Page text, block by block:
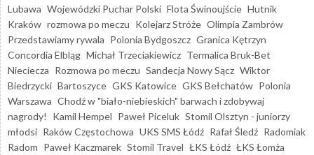
Lubawa Wojewódzki Puchar Polski Flota Świnoujście Hutnik
Kraków rozmowa po meczu Kolejarz Stróże Olimpia Zambrów
Przedstawiamy rywala Polonia Bydgoszcz Granica Kętrzyn
Concordia Elbląg Michał Trzeciakiewicz Termalica Bruk-Bet
Nieciecza Rozmowa po meczu Sandecja Nowy Sącz Wiktor
Biedrzycki Bartoszyce GKS Katowice GKS Bełchatów Polonia
Warszawa Chodź w "biało-niebieskich" barwach i zdobywaj
nagrody!
Kamil Hempel Paweł Piceluk Stomil Olsztyn - juniorzy
młodsi Raków Częstochowa UKS SMS Łódź Rafał Śledź Radomiak
Radom Paweł Kaczmarek Stomil Travel ŁKS Łódź ŁKS Łomża